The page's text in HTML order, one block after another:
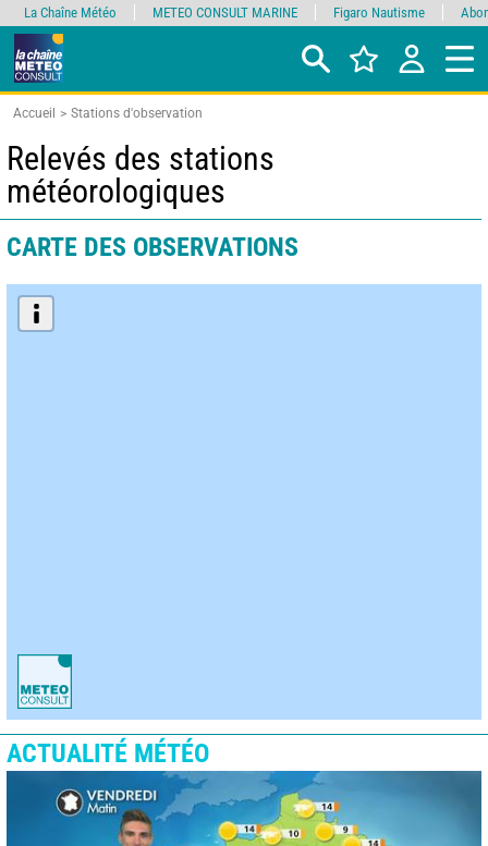
Accueil Stations d'observation
Relevés des stations
météorologiques
CARTE DES OBSERVATIONS
ACTUALITÉ MÉTÉO
La Chaîne Météo METEO CONSULT MARINE Figaro Nautisme